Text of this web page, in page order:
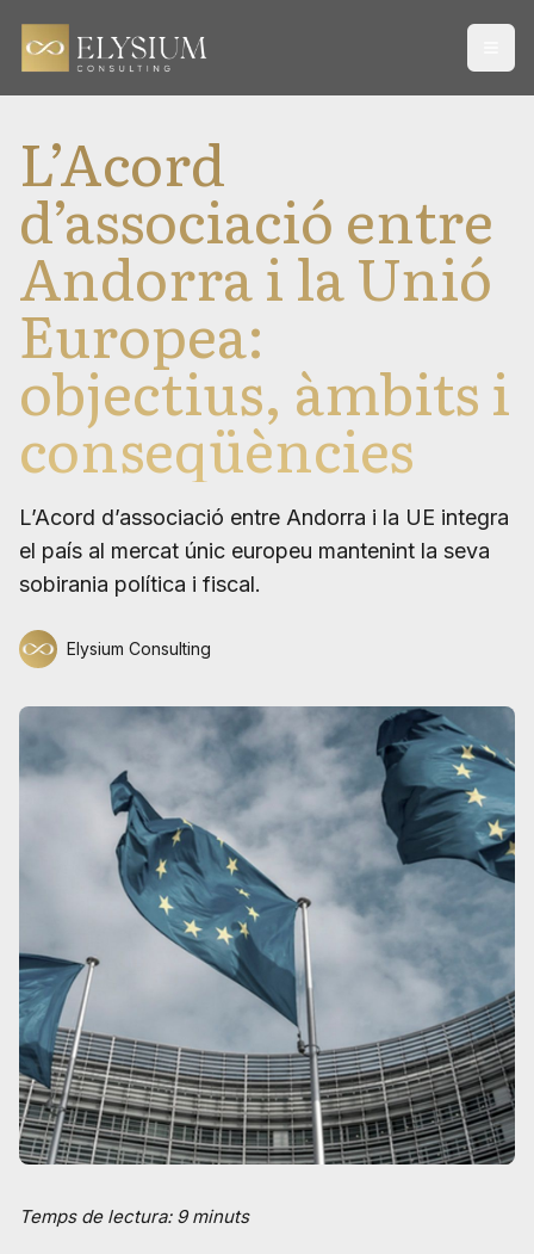
L’Acord
d’associació entre
Andorra i la Unió
Europea:
objectius, àmbits i
conseqüències
L’Acord d’associació entre Andorra i la UE integra
el país al mercat únic europeu mantenint la seva
sobirania política i fiscal.
Elysium Consulting
Temps de lectura: 9 minuts